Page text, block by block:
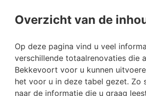
Overzicht van de
Op deze pagina vind u veel
verschillende totaalrenovaties die
Bekkevoort voor u kunnen
het voor u in deze tabel gezet. Zo
naar de informatie die u graag